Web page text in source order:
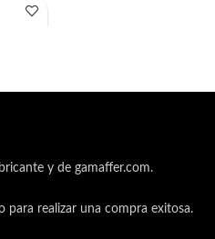
y de gamaffer.com.
para realizar una compra exitosa.